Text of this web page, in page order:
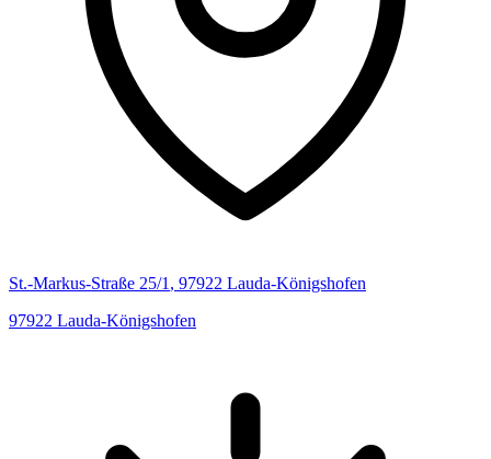
St.-Markus-Straße 25/1 , 97922 Lauda-Königshofen
97922 Lauda-Königshofen